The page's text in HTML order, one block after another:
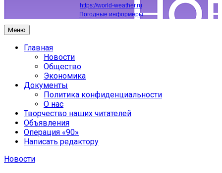
https://world-weather.ru
Погодные информеры
Меню
Главная
Новости
Общество
Экономика
Документы
Политика конфиденциальности
О нас
Творчество наших читателей
Объявления
Операция «90»
Написать редактору
Новости